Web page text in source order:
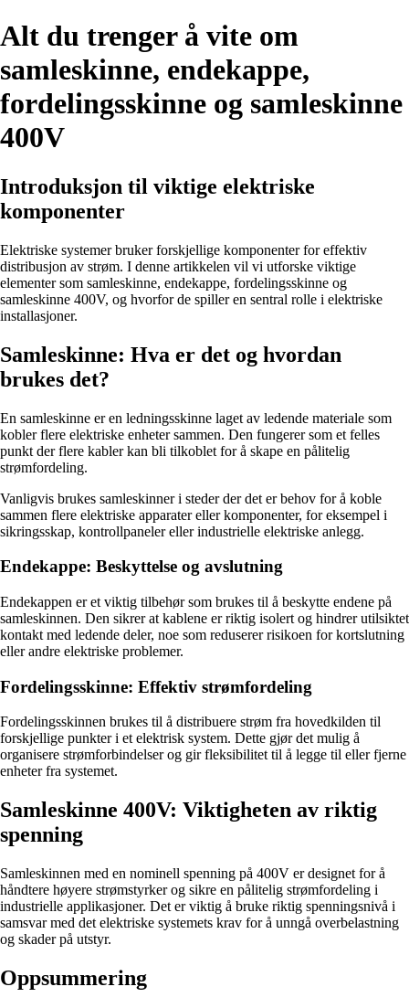
Alt du trenger å vite om
samleskinne, endekappe,
fordelingsskinne og samleskinne
400V
Introduksjon til viktige elektriske
komponenter
Elektriske systemer bruker forskjellige komponenter for effektiv
distribusjon av strøm. I denne artikkelen vil vi utforske viktige
elementer som samleskinne, endekappe, fordelingsskinne og
samleskinne 400V, og hvorfor de spiller en sentral rolle i elektriske
installasjoner.
Samleskinne: Hva er det og hvordan
brukes det?
En samleskinne er en ledningsskinne laget av ledende materiale som
kobler flere elektriske enheter sammen. Den fungerer som et felles
punkt der flere kabler kan bli tilkoblet for å skape en pålitelig
strømfordeling.
Vanligvis brukes samleskinner i steder der det er behov for å koble
sammen flere elektriske apparater eller komponenter, for eksempel i
sikringsskap, kontrollpaneler eller industrielle elektriske anlegg.
Endekappe: Beskyttelse og avslutning
Endekappen er et viktig tilbehør som brukes til å beskytte endene på
samleskinnen. Den sikrer at kablene er riktig isolert og hindrer utilsiktet
kontakt med ledende deler, noe som reduserer risikoen for kortslutning
eller andre elektriske problemer.
Fordelingsskinne: Effektiv strømfordeling
Fordelingsskinnen brukes til å distribuere strøm fra hovedkilden til
forskjellige punkter i et elektrisk system. Dette gjør det mulig å
organisere strømforbindelser og gir fleksibilitet til å legge til eller fjerne
enheter fra systemet.
Samleskinne 400V: Viktigheten av riktig
spenning
Samleskinnen med en nominell spenning på 400V er designet for å
håndtere høyere strømstyrker og sikre en pålitelig strømfordeling i
industrielle applikasjoner. Det er viktig å bruke riktig spenningsnivå i
samsvar med det elektriske systemets krav for å unngå overbelastning
og skader på utstyr.
Oppsummering